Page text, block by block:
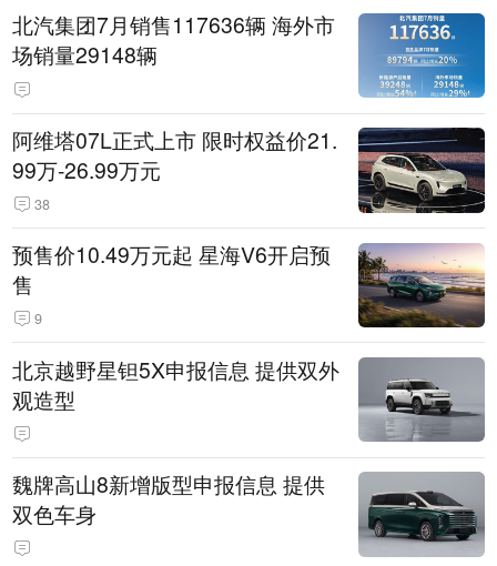
北汽集团7月销售117636辆 海外市
场销量29148辆
阿维塔07L正式上市 限时权益价21.
99万-26.99万元
38
预售价10.49万元起 星海V6开启预
售
9
北京越野星钽5X申报信息 提供双外
观造型
魏牌高山8新增版型申报信息 提供
双色车身